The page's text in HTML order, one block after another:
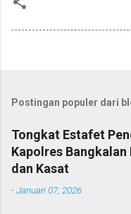
Postingan populer dari
Tongkat Estafet
Kapolres
dan Kasat
-Januari 07, 2026